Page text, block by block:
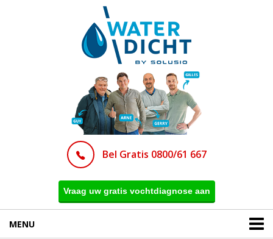
Bel Gratis 0800/61 667
Vraag uw gratis vochtdiagnose aan
MENU